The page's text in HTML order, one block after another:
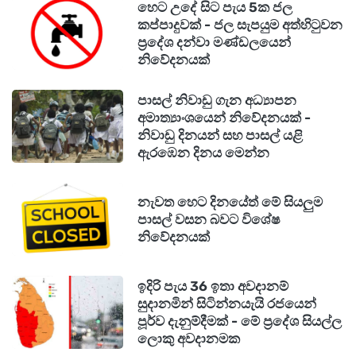
පෙන්වා දෙන පරිදි, මෑතකදී අවසන් වූ ඊද් නිවාඩු
සමයේදී පමණක් මාර්ග අනතුරු හේතුවෙන් මරණ
200කට අධික සංඛ්‍යාවක් වාර්තා වී ඇති අතර ඉන්
එක් අනතුරකදී දුම්රියක් බස් රථයක ගැටීමෙන් 12
දෙනෙකු මියගොස් ඇත. ලෝක සෞඛ්‍ය සංවිධානයේ
2023 වාර්තාවලට අනුව එරට වාර්ෂිකව රථවාහන
අනතුරු හේතුවෙන් මරණ 5,000ක් පමණ නිල
වශයෙන් වාර්තා වුවද, සැබෑ මරණ සංඛ්‍යාව 31,500
ඉක්මවන බවට ඇස්තමේන්තු කර තිබේ.
හෙට උදේ සිට පැය 5ක ජල
කප්පාදුවක් - ජල සැපයුම අත්හිටුවන
ප්‍රදේශ දන්වා මණ්ඩලයෙන්
නිවේදනයක්
පාසල් නිවාඩු ගැන අධ්‍යාපන
අමාත්‍යාංශයෙන් නිවේදනයක් -
නිවාඩු දිනයන් සහ පාසල් යළි
ඇරඹෙන දිනය මෙන්න
නැවත හෙට දිනයේත් මේ සියලුම
පාසල් වසන බවට විශේෂ
නිවේදනයක්
ඉදිරි පැය 36 ඉතා අවදානම්
සුදානමින් සිටින්නයැයි රජයෙන්
පූර්ව දැනුම්දීමක් - මේ ප්‍රදේශ සියල්ල
ලොකු අවදානමක